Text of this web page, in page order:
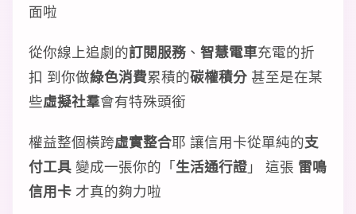
面啦
從你線上追劇的訂閱服務 、 智慧電車充電的折
扣 到你做綠色消費累積的碳權積分 甚至是在某
些虛擬社羣會有特殊頭銜
權益整個橫跨虛實整合耶 讓信用卡從單純的支
付工具 變成一張你的「生活通行證」 這張 雷鳴
信用卡 才真的夠力啦